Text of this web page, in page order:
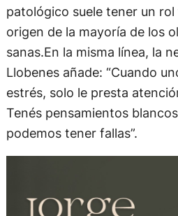
patológico suele tener un
origen de la mayoría de los
sanas.En la misma línea, la
Llobenes añade: “Cuando
estrés, solo le presta
Tenés pensamientos
podemos tener fallas”.